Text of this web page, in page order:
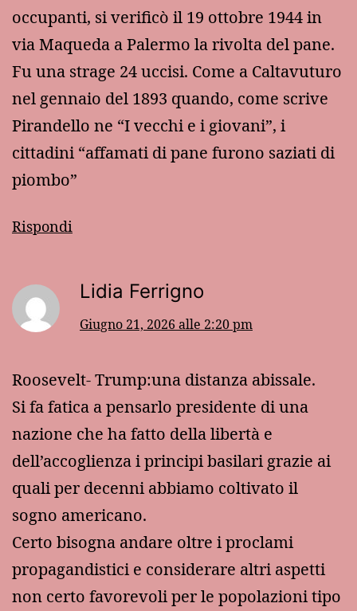
occupanti, si verificò il 19 ottobre 1944 in
via Maqueda a Palermo la rivolta del pane.
Fu una strage 24 uccisi. Come a Caltavuturo
nel gennaio del 1893 quando, come scrive
Pirandello ne “I vecchi e i giovani”, i
cittadini “affamati di pane furono saziati di
piombo”
Rispondi
Lidia Ferrigno
Giugno 21, 2026 alle 2:20 pm
Roosevelt- Trump:una distanza abissale.
Si fa fatica a pensarlo presidente di una
nazione che ha fatto della libertà e
dell’accoglienza i principi basilari grazie ai
quali per decenni abbiamo coltivato il
sogno americano.
Certo bisogna andare oltre i proclami
propagandistici e considerare altri aspetti
non certo favorevoli per le popolazioni tipo